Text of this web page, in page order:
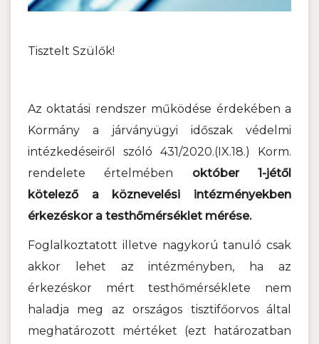
Tisztelt Szülők!
Az oktatási rendszer működése érdekében a
Kormány a járványügyi időszak védelmi
intézkedéseiről szóló 431/2020.(IX.18.) Korm.
rendelete értelmében október 1-jétől
kötelező a köznevelési intézményekben
érkezéskor a testhőmérséklet mérése.
Foglalkoztatott illetve nagykorú tanuló csak
akkor lehet az intézményben, ha az
érkezéskor mért testhőmérséklete nem
haladja meg az országos tisztifőorvos által
meghatározott mértéket (ezt határozatban